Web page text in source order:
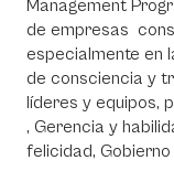
Management
de empresas
especialmente en
de consciencia y
líderes y equipos,
, Gerencia y
felicidad,